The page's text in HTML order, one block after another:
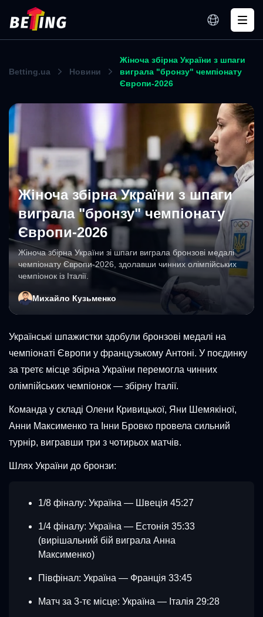
Betting.ua Новини
Жіноча збірна України з шпаги
виграла "бронзу" чемпіонату
Європи-2026
Жіноча збірна України з шпаги
виграла "бронзу" чемпіонату
Європи-2026
Жіноча збірна України зі шпаги виграла бронзові медалі
чемпіонату Європи-2026, здолавши чинних олімпійських
чемпіонок із Італії.
Михайло Кузьменко
Українські шпажистки здобули бронзові медалі на
чемпіонаті Європи у французькому Антоні. У поєдинку
за третє місце збірна України перемогла чинних
олімпійських чемпіонок — збірну Італії.
Команда у складі Олени Кривицької, Яни Шемякіної,
Анни Максименко та Інни Бровко провела сильний
турнір, вигравши три з чотирьох матчів.
Шлях України до бронзи:
1/8 фіналу: Україна — Швеція 45:27
1/4 фіналу: Україна — Естонія 35:33
(вирішальний бій виграла Анна
Максименко)
Півфінал: Україна — Франція 33:45
Матч за 3-тє місце: Україна — Італія 29:28